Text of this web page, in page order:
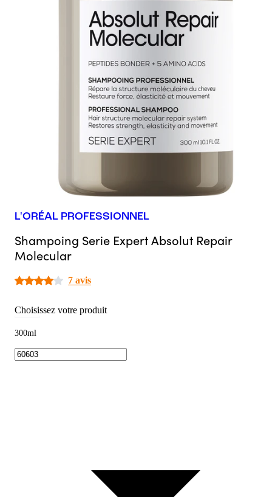
L'ORÉAL PROFESSIONNEL
Shampoing Serie Expert Absolut Repair
Molecular
7 avis
Choisissez votre produit
300ml